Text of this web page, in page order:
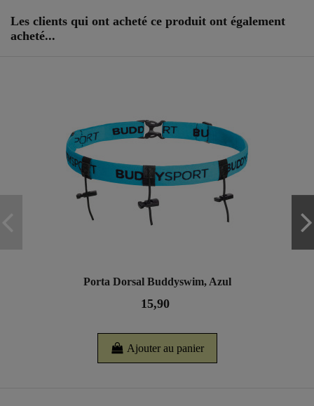
Les clients qui ont acheté ce produit ont également
acheté...
Porta Dorsal Buddyswim, Azul
15,90
Ajouter au panier